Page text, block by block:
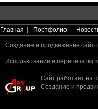
Главная Портфолио
Создание и продвижение
Использование и
Сайт работает на
Создание и